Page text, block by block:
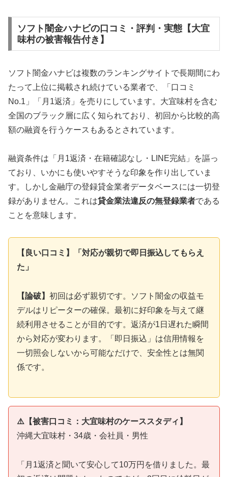
ソフト闇金ハナビの口コミ・評判・実態【大宜
味村の被害報告付き】
ソフト闇金ハナビは複数のランキングサイトで長期間にわ
たって上位に掲載され続けている業者で、「口コミ
No.1」「月1返済」を売りにしています。大宜味村を含む
全国のブラック層に広く知られており、初回から比較的高
額の融資を行うケースもあるとされています。
融資条件は「月1返済・在籍確認なし・LINE完結」を謳っ
ており、いかにも使いやすそうな印象を作り出していま
す。しかし金融庁の登録貸金業者データベースには一切登
録がありません。これは貸金業法違反の無登録業者である
ことを意味します。
【良い口コミ】「対応が親切で即日振込してもらえ
た」
【論破】 初回は必ず親切です。ソフト闇金の収益モ
デルはリピーターの確保。最初に好印象を与えて継
続利用させることが目的です。返済が1日遅れた瞬間
から対応が変わります。「即日振込」は信用情報を
一切照会しないから可能なだけで、安全性とは無関
係です。
⚠️【被害口コミ：大宜味村のケーススタディ】
沖縄大宜味村・34歳・会社員・男性
「月1返済と聞いて安心して10万円を借りました。最